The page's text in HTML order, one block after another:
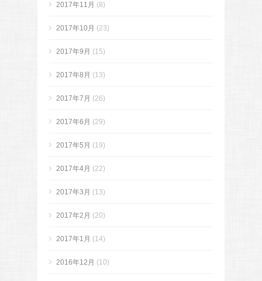
2017年11月 (8)
2017年10月 (23)
2017年9月 (15)
2017年8月 (13)
2017年7月 (26)
2017年6月 (29)
2017年5月 (19)
2017年4月 (22)
2017年3月 (13)
2017年2月 (20)
2017年1月 (14)
2016年12月 (10)